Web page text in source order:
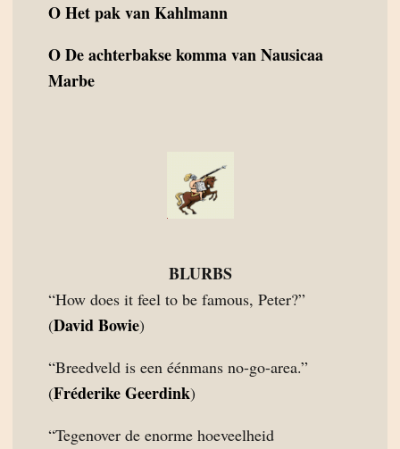
OHet pak van Kahlmann
ODe achterbakse komma van Nausicaa
Marbe
BLURBS
“How does it feel to be famous, Peter?”
(David Bowie)
“Breedveld is een éénmans no-go-area.”
(Fréderike Geerdink)
“Tegenover de enorme hoeveelheid